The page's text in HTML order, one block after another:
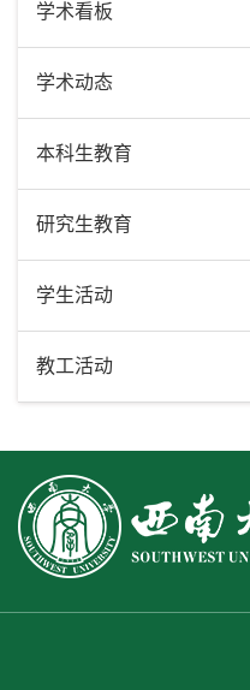
学术看板
学术动态
本科生教育
研究生教育
学生活动
教工活动